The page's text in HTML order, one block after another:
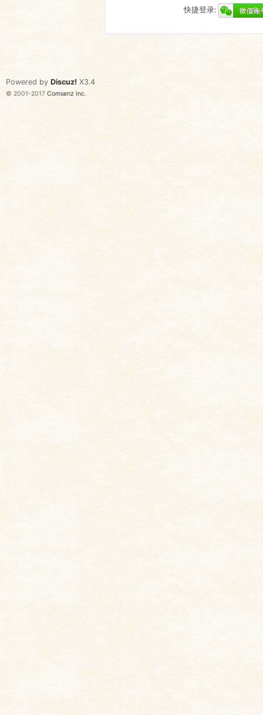
快捷登录:
Powered by Discuz! X3.4
© 2001-2017 Comsenz Inc.